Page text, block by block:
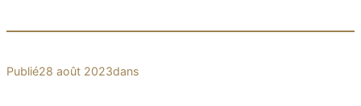
Publié28 août 2023dans